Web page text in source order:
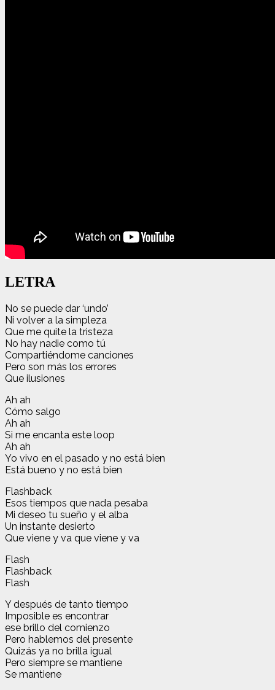
LETRA
No se puede dar ‘undo’
Ni volver a la simpleza
Que me quite la tristeza
No hay nadie como tú
Compartiéndome canciones
Pero son más los errores
Que ilusiones
Ah ah
Cómo salgo
Ah ah
Si me encanta este loop
Ah ah
Yo vivo en el pasado y no está bien
Está bueno y no está bien
Flashback
Esos tiempos que nada pesaba
Mi deseo tu sueño y el alba
Un instante desierto
Que viene y va que viene y va
Flash
Flashback
Flash
Y después de tanto tiempo
Imposible es encontrar
ese brillo del comienzo
Pero hablemos del presente
Quizás ya no brilla igual
Pero siempre se mantiene
Se mantiene